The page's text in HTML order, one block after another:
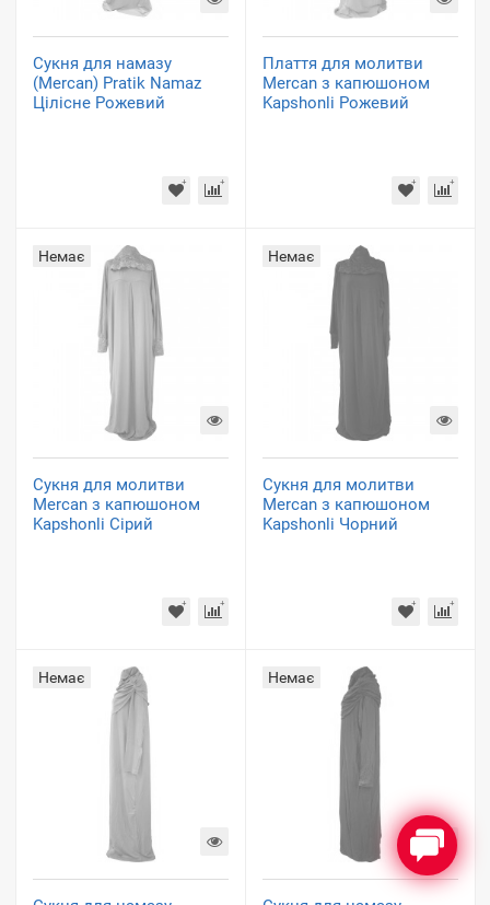
Сукня для намазу
(Mercan) Pratik Namaz
Цілісне Рожевий
Плаття для молитви
Mercan з капюшоном
Kapshonli Рожевий
Немає
Сукня для молитви
Mercan з капюшоном
Kapshonli Сірий
Немає
Сукня для молитви
Mercan з капюшоном
Kapshonli Чорний
Немає Немає